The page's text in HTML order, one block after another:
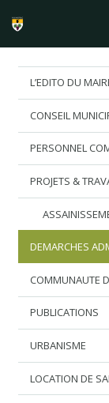
L’EDITO DU
CONSEIL
PERSONNEL
PROJETS &
DEMARCHES
COMMUNAUTE
PUBLICATIONS
URBANISME
LOCATION DE